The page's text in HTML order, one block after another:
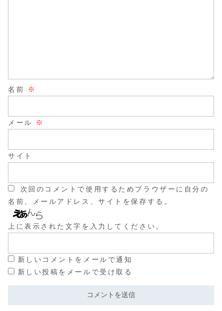
名前 ※
メール ※
サイト
次回のコメントで使用するためブラウザーに自分の
名前、メールアドレス、サイトを保存する。
上に表示された文字を入力してください。
新しいコメントをメールで通知
新しい投稿をメールで受け取る